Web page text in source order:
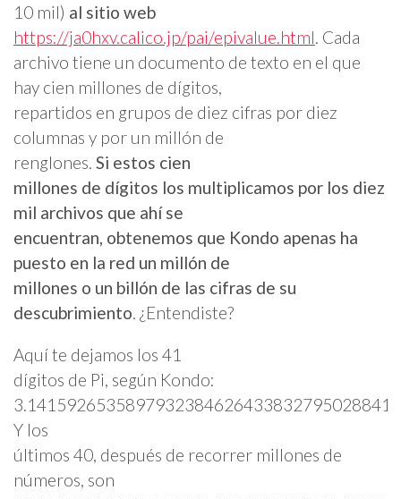
10 mil) al sitio web
https://ja0hxv.calico.jp/pai/epivalue.html . Cada
archivo tiene un documento de texto en el que
hay cien millones de dígitos,
repartidos en grupos de diez cifras por diez
columnas y por un millón de
renglones. Si estos cien
millones de dígitos los multiplicamos por los diez
mil archivos que ahí se
encuentran, obtenemos que Kondo apenas ha
puesto en la red un millón de
millones o un billón de las cifras de su
descubrimiento . ¿Entendiste?
Aquí te dejamos los 41
dígitos de Pi, según Kondo:
Y los
últimos 40, después de recorrer millones de
números, son